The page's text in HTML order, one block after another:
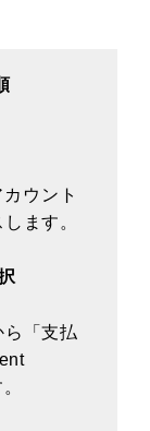
ウント
ます。
「支払